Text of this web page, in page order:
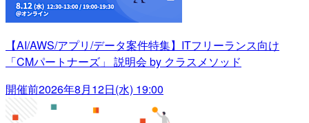
【AI/AWS/アプリ/データ案件特集】ITフリーランス向け
「CMパートナーズ」 説明会 by クラスメソッド
開催前2026年8月12日(水) 19:00